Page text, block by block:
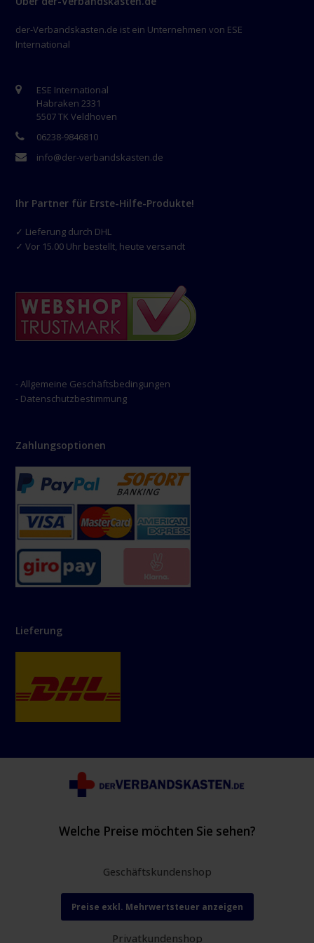
der-Verbandskasten.de ist ein Unternehmen von ESE
International
ESE International
Habraken 2331
5507 TK Veldhoven
06238-9846810
info@der-verbandskasten.de
Ihr Partner für Erste-Hilfe-Produkte!
✓ Lieferung durch DHL
✓ Vor 15.00 Uhr bestellt, heute versandt
- Allgemeine Geschäftsbedingungen
- Datenschutzbestimmung
Zahlungsoptionen
Lieferung
Welche Preise möchten Sie sehen?
Geschäftskundenshop
Preise exkl. Mehrwertsteuer anzeigen
Privatkundenshop